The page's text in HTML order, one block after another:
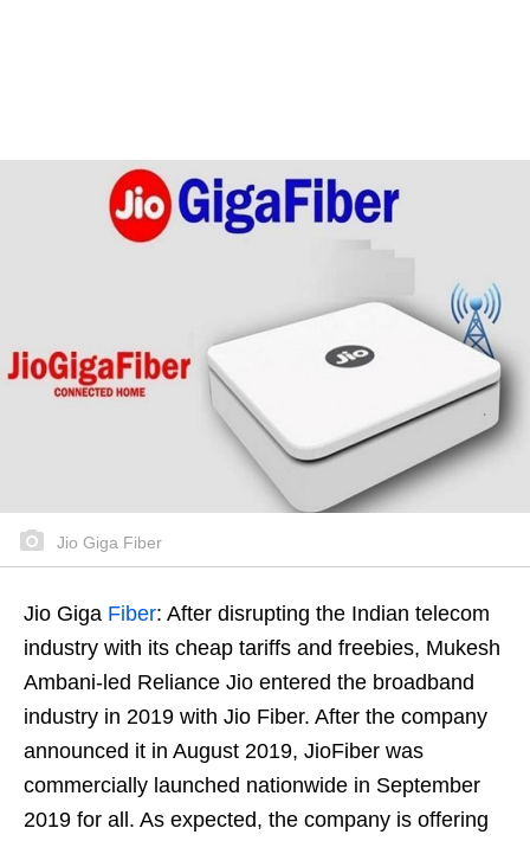
Jio Giga Fiber
Jio Giga Fiber: After disrupting the Indian telecom
industry with its cheap tariffs and freebies, Mukesh
Ambani-led Reliance Jio entered the broadband
industry in 2019 with Jio Fiber. After the company
announced it in August 2019, JioFiber was
commercially launched nationwide in September
2019 for all. As expected, the company is offering